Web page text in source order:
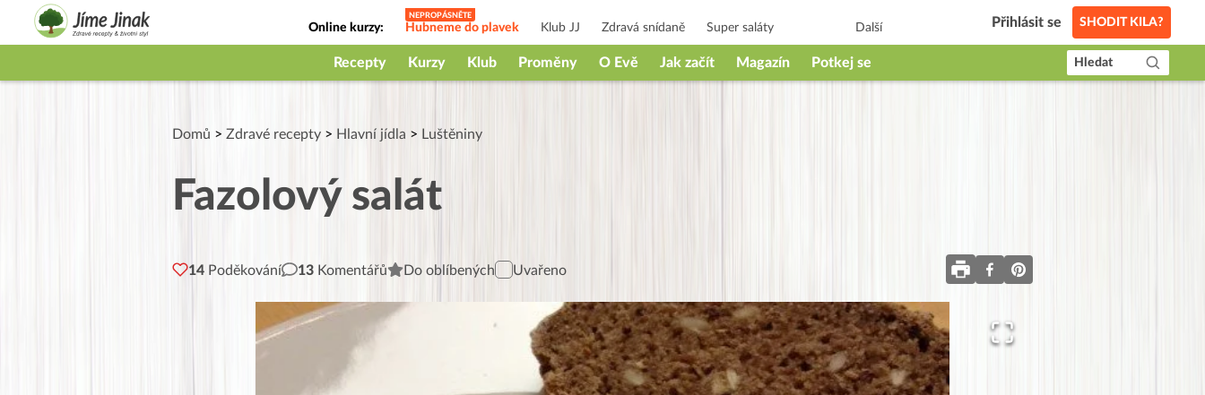
Online kurzy: Hubneme do plavek Klub JJ Zdravá snídaně Super saláty
Jak na babičky
Další Přihlásit se SHODIT KILA?
Recepty Kurzy Klub Proměny O Evě Jak začít Magazín Potkej se Hledat
Domů > Zdravé recepty > Hlavní jídla > Luštěniny
Fazolový salát
14 Poděkování 13 Komentářů Do oblíbených Uvařeno